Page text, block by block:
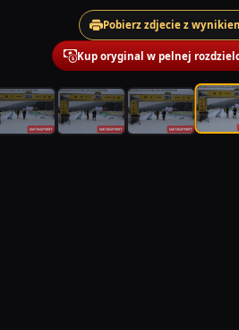
Pobierz zdjecie z
Kup oryginal w pelnej